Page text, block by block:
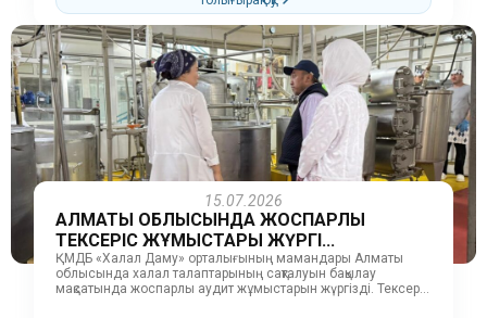
15.07.2026
АЛМАТЫ ОБЛЫСЫНДА ЖОСПАРЛЫ
ТЕКСЕРІС ЖҰМЫСТАРЫ ЖҮРГІ...
ҚМДБ «Халал Даму» орталығының мамандары Алматы
облысында халал талаптарының сақталуын бақылау
мақсатында жоспарлы аудит жұмыстарын жүргізді. Тексеру